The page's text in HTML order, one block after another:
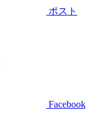
ポスト
Facebook